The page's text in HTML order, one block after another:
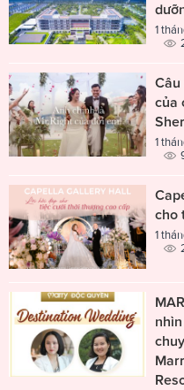
1
Câu
của
1
cho
1